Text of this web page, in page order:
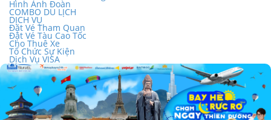
Hình Ảnh Đoàn
COMBO DU LỊCH
DỊCH VỤ
Đặt Vé Tham Quan
Đặt Vé Tàu Cao Tốc
Cho Thuê Xe
Tổ Chức Sự Kiện
Dịch Vụ VISA